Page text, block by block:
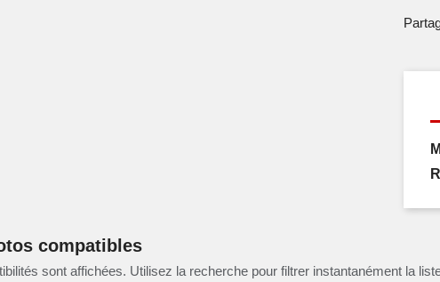
compatibles
sont affichées. Utilisez la recherche pour filtrer instantanément la